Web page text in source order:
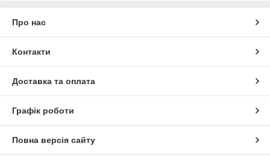
Про нас
Контакти
Доставка та оплата
Графік роботи
Повна версія сайту